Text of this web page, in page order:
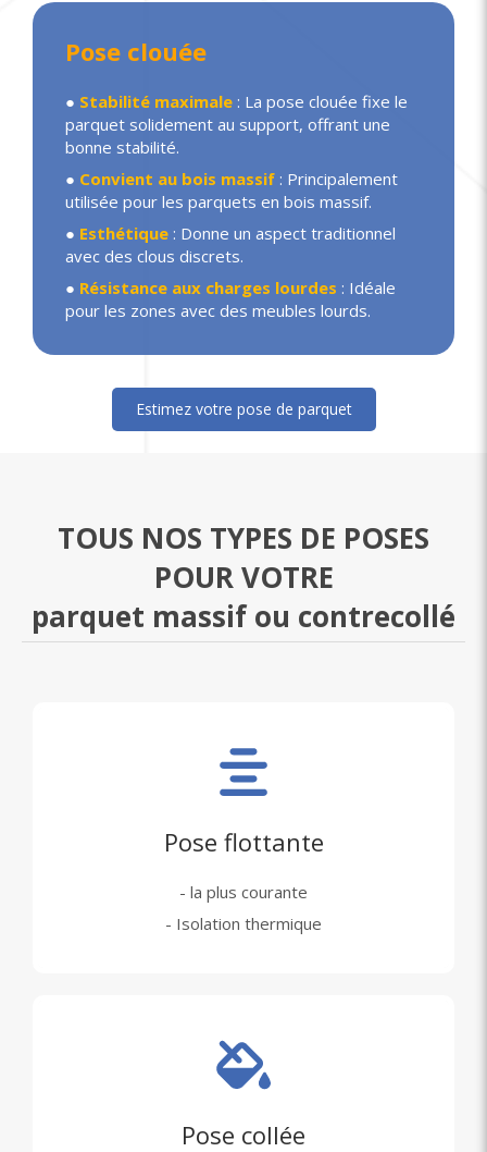
Pose clouée
● Stabilité maximale : La pose clouée fixe le
parquet solidement au support, offrant une
bonne stabilité.
● Convient au bois massif : Principalement
utilisée pour les parquets en bois massif.
● Esthétique : Donne un aspect traditionnel
avec des clous discrets.
● Résistance aux charges lourdes : Idéale
pour les zones avec des meubles lourds.
Estimez votre pose de parquet
TOUS NOS TYPES DE POSES
POUR VOTRE
parquet massif ou contrecollé
Pose flottante
- la plus courante
- Isolation thermique
Pose collée